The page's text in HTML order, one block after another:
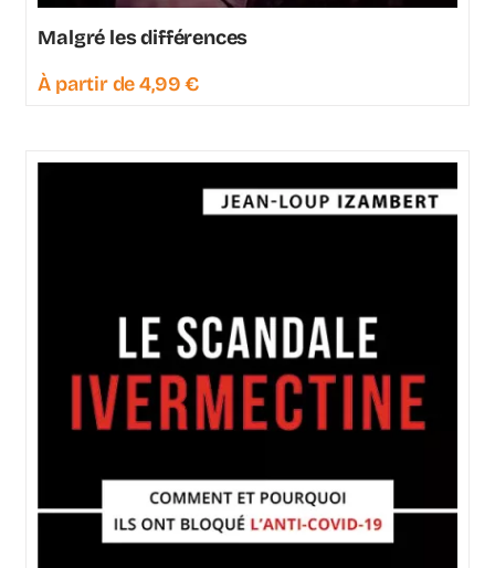
Malgré les différences
À partir de4,99€